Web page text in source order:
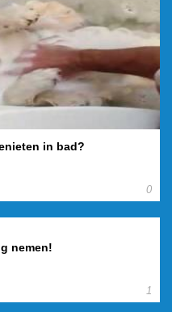
in bad?
0
nemen!
1